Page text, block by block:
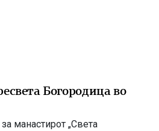
Богородица во
манастирот „Света